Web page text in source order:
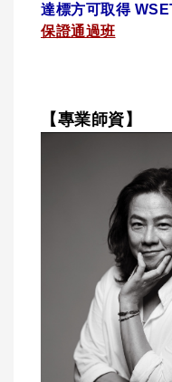
達標方可取得
保證通過班
【專業師資】